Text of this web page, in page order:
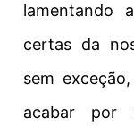
lamentando
certas da
sem
acabar por